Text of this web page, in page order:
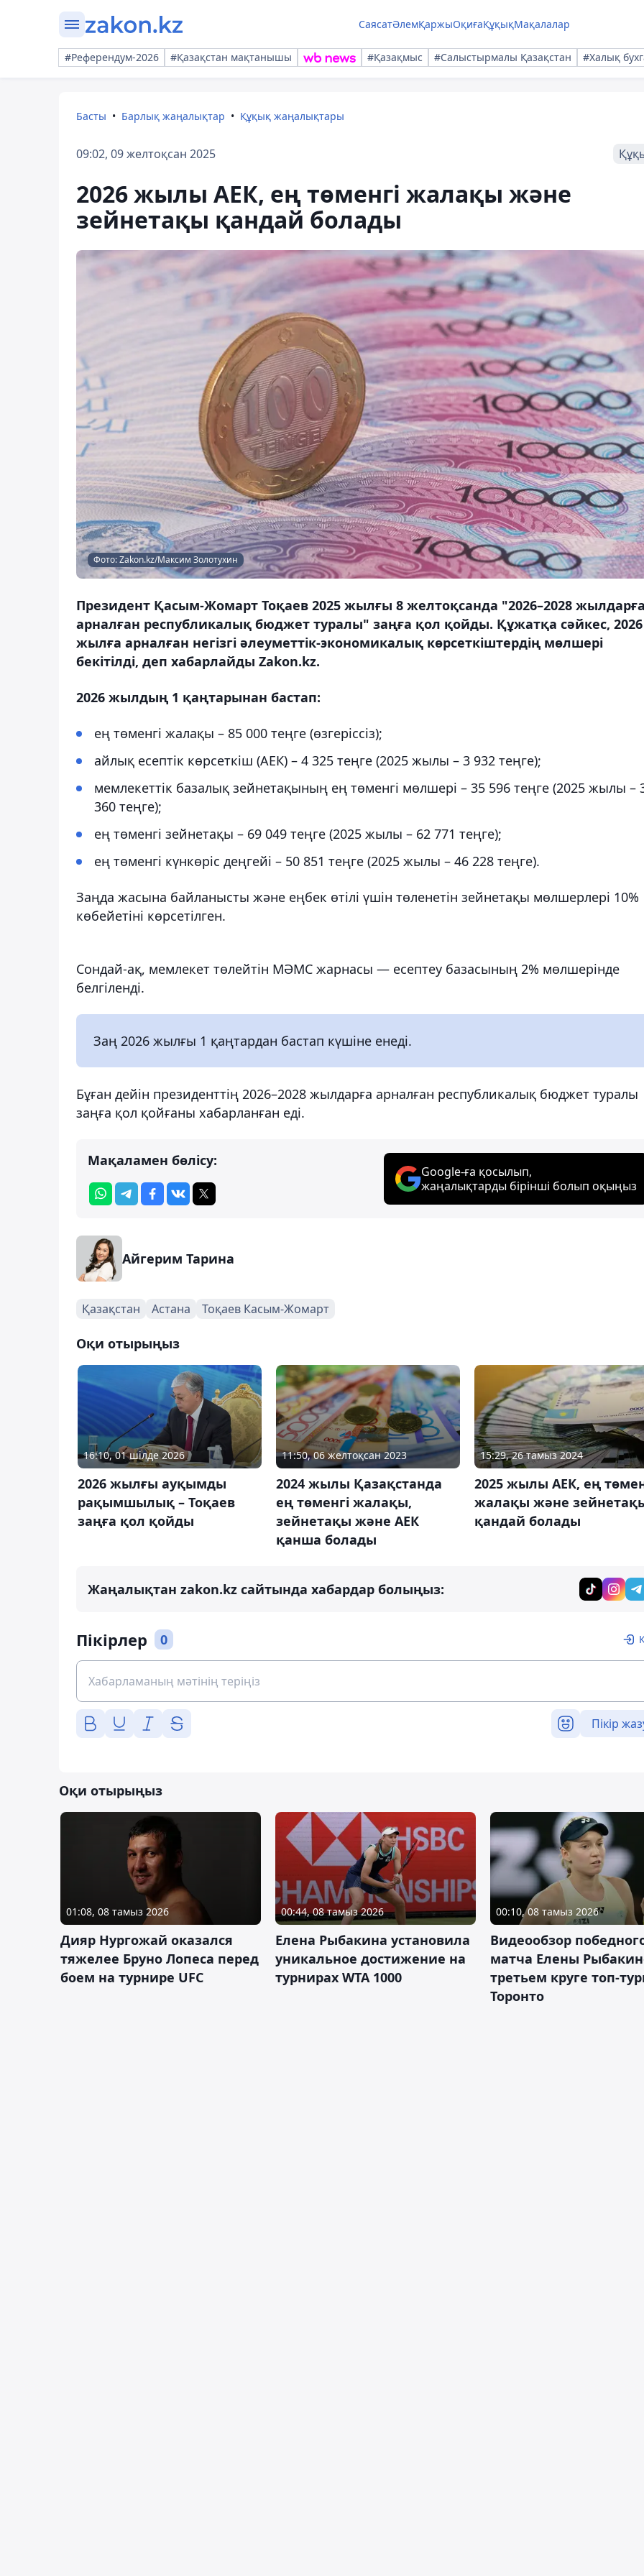
СаясатӘлемҚаржыОқиғаҚұқықМақалалар
#Референдум-2026 #Қазақстан мақтанышы #Қазақмыс #Салыстырмалы Қазақстан #Халық
Басты Барлық жаңалықтар Құқық жаңалықтары
09:02, 09 желтоқсан 2025
2026 жылы АЕК, ең төменгі жалақы және
зейнетақы қандай болады
Фото: Zakon.kz/Максим Золотухин
Президент Қасым-Жомарт Тоқаев 2025 жылғы 8 желтоқсанда "2026–2028
арналған республикалық бюджет туралы" заңға қол қойды. Құжатқа сәйкес, 2026
жылға арналған негізгі әлеуметтік-экономикалық көрсеткіштердің мөлшері
бекітілді, деп хабарлайды Zakon.kz.
2026 жылдың 1 қаңтарынан бастап:
ең төменгі жалақы – 85 000 теңге (өзгеріссіз);
айлық есептік көрсеткіш (АЕК) – 4 325 теңге (2025 жылы – 3 932 теңге);
мемлекеттік базалық зейнетақының ең төменгі мөлшері – 35 596 теңге (2025 жылы –
360 теңге);
ең төменгі зейнетақы – 69 049 теңге (2025 жылы – 62 771 теңге);
ең төменгі күнкөріс деңгейі – 50 851 теңге (2025 жылы – 46 228 теңге).
Заңда жасына байланысты және еңбек өтілі үшін төленетін зейнетақы мөлшерлері 10%
көбейетіні көрсетілген.
Сондай-ақ, мемлекет төлейтін МӘМС жарнасы — есептеу базасының 2% мөлшерінде
белгіленді.
Заң 2026 жылғы 1 қаңтардан бастап күшіне енеді.
Бұған дейін президенттің 2026–2028 жылдарға арналған республикалық бюджет туралы
заңға қол қойғаны хабарланған еді.
Мақаламен бөлісу:
Google-ға қосылып,
жаңалықтарды бірінші болып оқыңыз
Айгерим Тарина
Қазақстан Астана Тоқаев Касым-Жомарт
Оқи отырыңыз
16:10, 01 шілде 2026
2026 жылғы ауқымды
рақымшылық – Тоқаев
заңға қол қойды
11:50, 06 желтоқсан 2023
2024 жылы Қазақстанда
ең төменгі жалақы,
зейнетақы және АЕК
қанша болады
15:29, 26 тамыз 2024
2025 жылы АЕК, ең
жалақы және
қандай болады
Жаңалықтан zakon.kz сайтында хабардар болыңыз:
Пікірлер 0
Пікір
Оқи отырыңыз
01:08, 08 тамыз 2026
Дияр Нургожай оказался
тяжелее Бруно Лопеса перед
боем на турнире UFC
00:44, 08 тамыз 2026
Елена Рыбакина установила
уникальное достижение на
турнирах WTA 1000
00:10, 08 тамыз 2026
Видеообзор
матча Елены
третьем круге топ-
Торонто